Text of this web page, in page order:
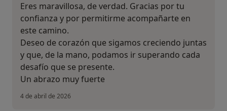
Eres maravillosa, de verdad. Gracias por tu
confianza y por permitirme acompañarte en
este camino.
Deseo de corazón que sigamos creciendo juntas
y que, de la mano, podamos ir superando cada
desafío que se presente.
Un abrazo muy fuerte
4 de abril de 2026